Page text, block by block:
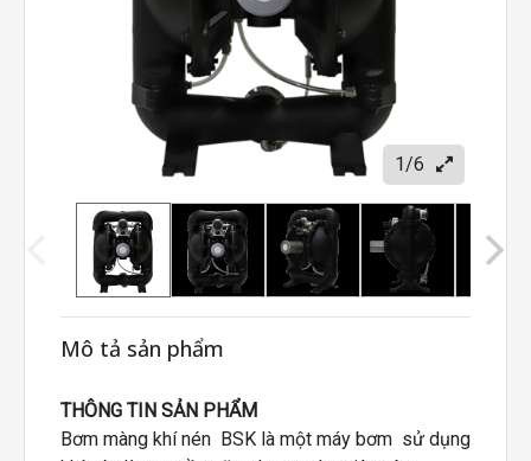
1/6
Mô tả sản phẩm
THÔNG TIN SẢN PHẨM
Bơm màng khí nén BSK là một máy bơm sử dụng